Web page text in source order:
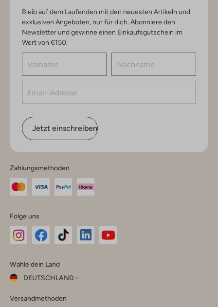
Bleib auf dem Laufenden mit den neuesten Artikeln und
exklusiven Angeboten, nur für dich. Abonniere den
Newsletter und gewinne einen Einkaufsgutschein im
Wert von €150.
Jetzt einschreiben
Zahlungsmethoden
Folge uns
Instagram
Facebook
TikTok
Wähle dein Land
DEUTSCHLAND
dein
Versandmethoden